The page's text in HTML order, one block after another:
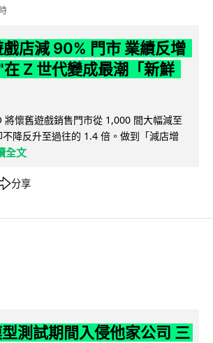
戲店減 90% 門市 業績反增
Z 世代變成最潮「新鮮
將懷舊遊戲銷售門市從 1,000 間大幅減至
降反升至過往的 1.4 倍。做到「減店增
全文
分享
測試期間入侵他家公司 三